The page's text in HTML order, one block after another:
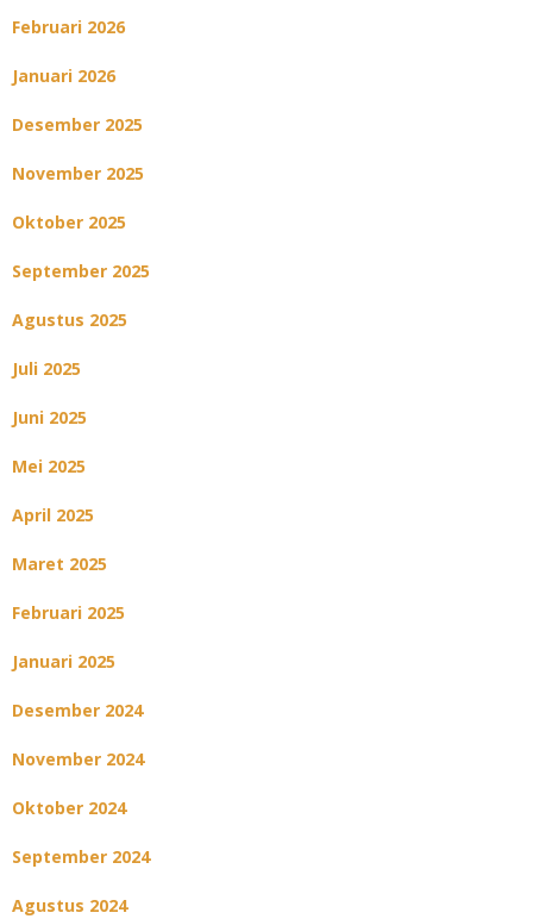
Februari 2026
Januari 2026
Desember 2025
November 2025
Oktober 2025
September 2025
Agustus 2025
Juli 2025
Juni 2025
Mei 2025
April 2025
Maret 2025
Februari 2025
Januari 2025
Desember 2024
November 2024
Oktober 2024
September 2024
Agustus 2024